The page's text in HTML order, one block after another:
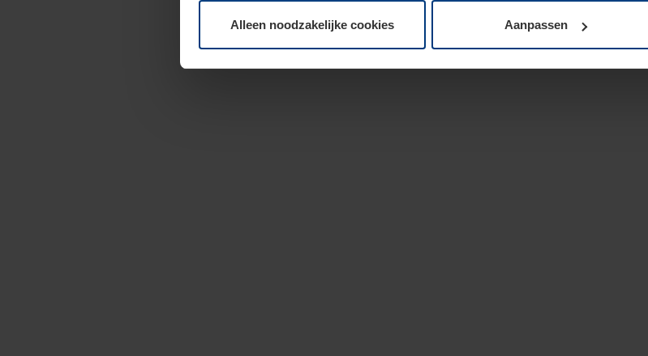
Alleen noodzakelijke cookies Aanpassen